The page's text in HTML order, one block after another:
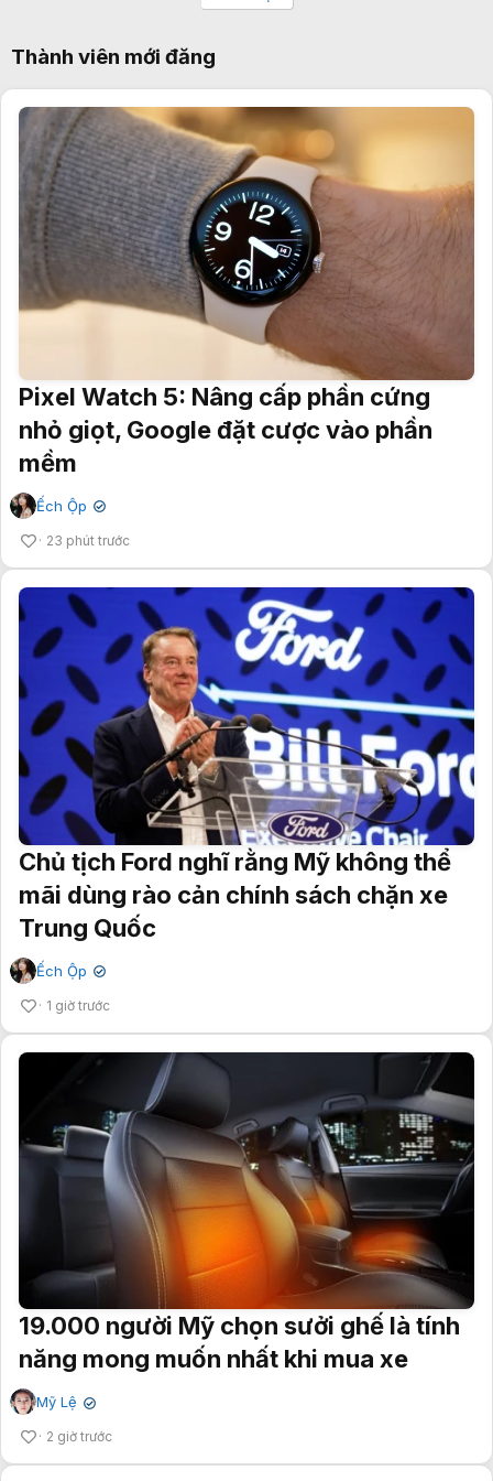
Thành viên mới đăng
Pixel Watch 5: Nâng cấp phần cứng
nhỏ giọt, Google đặt cược vào phần
mềm
Ếch Ộp ✔
23 phút trước
Chủ tịch Ford nghĩ rằng Mỹ không thể
mãi dùng rào cản chính sách chặn xe
Trung Quốc
Ếch Ộp ✔
1 giờ trước
19.000 người Mỹ chọn sưởi ghế là tính
năng mong muốn nhất khi mua xe
Mỹ Lệ ✔
2 giờ trước